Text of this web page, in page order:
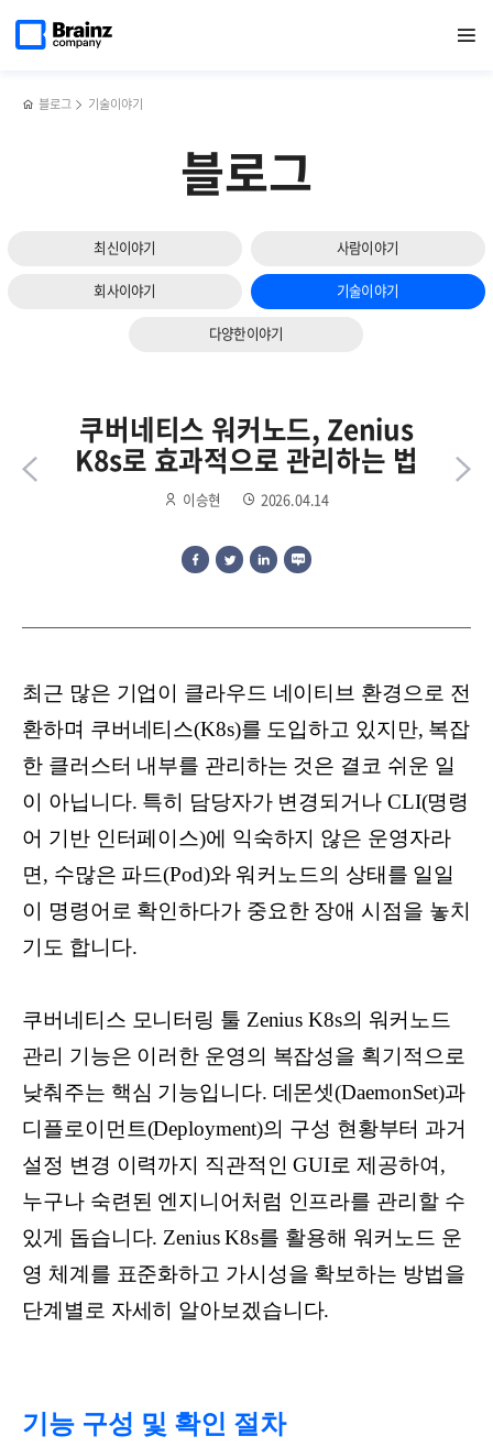
열기
페이지로
블로그 기술이야기
블로그
최신이야기 사람이야기
회사이야기 기술이야기
다양한이야기
Zenius EMS로 데이터 쿼리형 토폴로지 활용하기
쿠버네티스 워커노드, Zenius
K8s로 효과적으로 관리하는 법
이승현 2026.04.14
NVIDIA
모니터링과
최근 많은 기업이 클라우드 네이티브 환경으로 전
환하며 쿠버네티스(K8s)를 도입하고 있지만, 복잡
한 클러스터 내부를 관리하는 것은 결코 쉬운 일
이 아닙니다. 특히 담당자가 변경되거나 CLI(명령
어 기반 인터페이스)에 익숙하지 않은 운영자라
면, 수많은 파드(Pod)와 워커노드의 상태를 일일
이 명령어로 확인하다가 중요한 장애 시점을 놓치
기도 합니다.
쿠버네티스 모니터링 툴 Zenius K8s의 워커노드
관리 기능은 이러한 운영의 복잡성을 획기적으로
낮춰주는 핵심 기능입니다. 데몬셋(DaemonSet)과
디플로이먼트(Deployment)의 구성 현황부터 과거
설정 변경 이력까지 직관적인 GUI로 제공하여,
누구나 숙련된 엔지니어처럼 인프라를 관리할 수
있게 돕습니다. Zenius K8s를 활용해 워커노드 운
영 체계를 표준화하고 가시성을 확보하는 방법을
단계별로 자세히 알아보겠습니다.
기능 구성 및 확인 절차
다음
슬라이드